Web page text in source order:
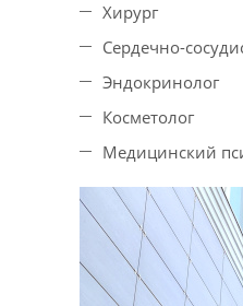
Хирург
Сердечно-
Эндокринолог
Косметолог
Медицинский